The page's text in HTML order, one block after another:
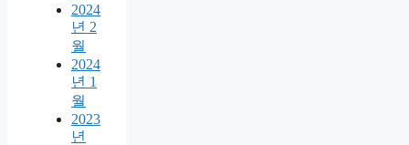
2024
년 2
월
2024
년 1
월
2023
년